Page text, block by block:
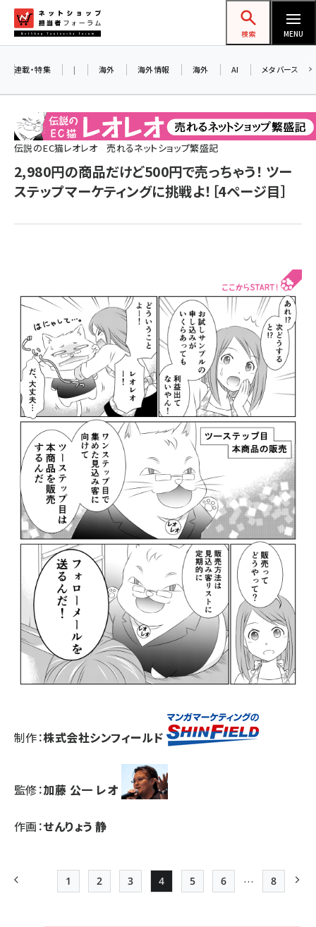
ン
ネットショップ担当者フォーラム
検索 MENU
yahoo (1900)
ビィ・フォアード (773)
revico (739)
連載・特集 | 海外 海外情報 海外 AI メタバース
伝説のEC猫レオレオ 売れるネットショップ繁盛記
2,980円の商品だけど500円で売っちゃう！ ツー
ステップマーケティングに挑戦よ！［4ページ目］
制作：株式会社シンフィールド
監修：加藤 公一 レオ
作画：せんりょう 静
前ページ 先頭ページ
1
Page
2
Page
3
Page
4
Page
5
Page
6 …
最終ペ
8